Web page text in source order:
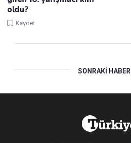
oldu?
Kaydet
SONRAKİ HABER